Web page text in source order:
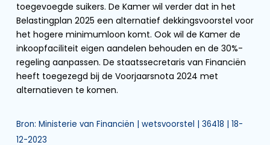
toegevoegde suikers. De Kamer wil verder dat in het
Belastingplan 2025 een alternatief dekkingsvoorstel voor
het hogere minimumloon komt. Ook wil de Kamer de
inkoopfaciliteit eigen aandelen behouden en de 30%-
regeling aanpassen. De staatssecretaris van Financiën
heeft toegezegd bij de Voorjaarsnota 2024 met
alternatieven te komen.
Bron: Ministerie van Financiën | wetsvoorstel | 36418 | 18-
12-2023